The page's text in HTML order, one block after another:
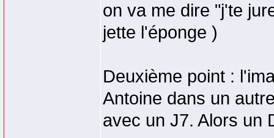
on va me dire "j'te
jette l'éponge )
Deuxième point :
Antoine dans un
avec un J7. Alors un